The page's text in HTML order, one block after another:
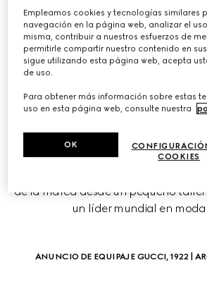
LA
GUCCI
La historia de la Firma, que abarca
revela una visión en continua
de la marca desde un pequeño
un líder mundial en moda
ANUNCIO DE EQUIPAJE GUCCI, 1922 |
Empleamos cookies y tecnologías similares
navegación en la página web, analizar el
misma, contribuir a nuestros esfuerzos de
permitirle compartir nuestro contenido en
sigue utilizando esta página web, acepta
de uso.
Para obtener más información sobre estas
uso en esta página web, consulte nuestra
COOKIES
OK